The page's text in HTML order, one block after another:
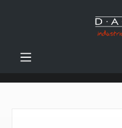
Zum Hauptinhalt springen